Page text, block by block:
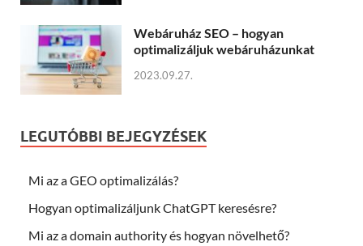
Webáruház SEO – hogyan
optimalizáljuk webáruházunkat
2023.09.27.
LEGUTÓBBI BEJEGYZÉSEK
Mi az a GEO optimalizálás?
Hogyan optimalizáljunk ChatGPT keresésre?
Mi az a domain authority és hogyan növelhető?